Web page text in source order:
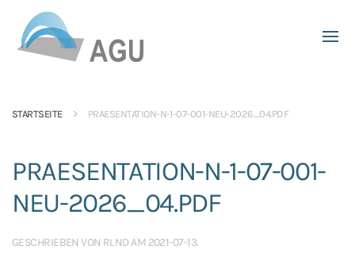
Skip to main content
STARTSEITE PRAESENTATION-N-1-07-001-NEU-2026_04.PDF
PRAESENTATION-N-1-07-001-
NEU-2026_04.PDF
GESCHRIEBEN VON RLNDAM 2021-07-13.